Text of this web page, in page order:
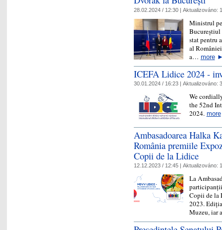
28.02.2024 / 12:30 | Aktualizováno:
Ministrul
Bucureștiul
stat pentru
al
a… more
ICEFA Lidice 2024 -
30.01.2024 / 16:23 | Aktualizováno:
We
the 52nd
2024. more
Ambasadoarea Halka
România premiile
Copii de la Lidice
12.12.2023 / 12:45 | Aktualizováno:
La
Copii de la
2023.
Muzeu,